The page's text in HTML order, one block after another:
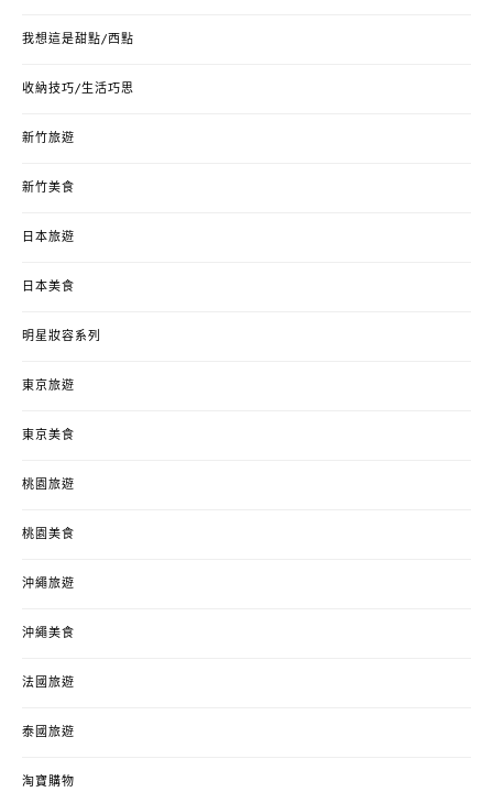
我想這是甜點/西點
收納技巧/生活巧思
新竹旅遊
新竹美食
日本旅遊
日本美食
明星妝容系列
東京旅遊
東京美食
桃園旅遊
桃園美食
沖繩旅遊
沖繩美食
法國旅遊
泰國旅遊
淘寶購物